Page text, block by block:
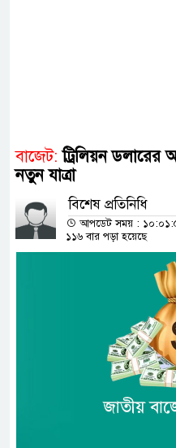
বাজেট: ট্রিলিয়ন ডলারের
নতুন যাত্রা
বিশেষ প্রতিনিধি
আপডেট সময় :
১১৬ বার পড়া হয়েছে